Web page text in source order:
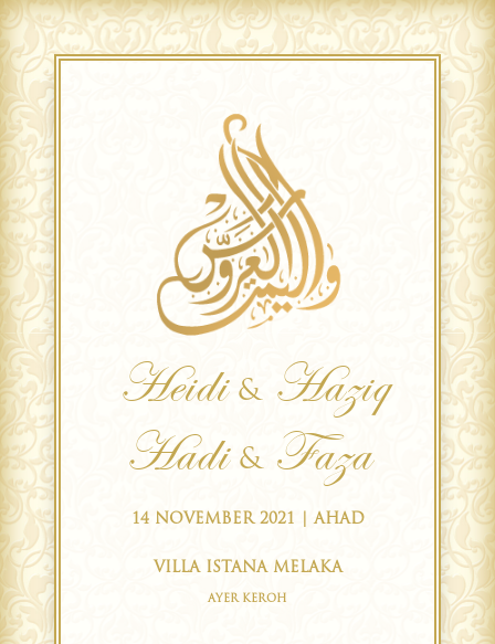
Heidi &Haziq
Hadi &Faza
14 NOVEMBER 2021 | AHAD
VILLA ISTANA MELAKA
AYER KEROH